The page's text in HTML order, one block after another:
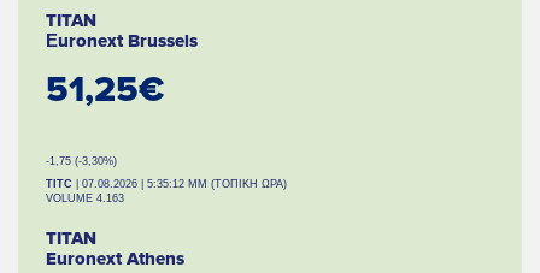
TITAN
Εuronext Brussels
51,25€
-1,75 (-3,30%)
TITC | 07.08.2026 | 5:35:12 ΜΜ (ΤΟΠΙΚΗ ΩΡΑ)
VOLUME 4.163
TITAN
Euronext Athens